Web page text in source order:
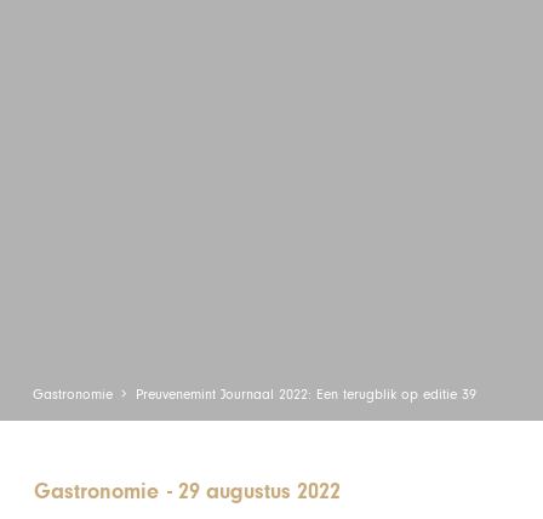
Gastronomie Preuvenemint Journaal 2022: Een terugblik op editie 39
Gastronomie -29 augustus 2022